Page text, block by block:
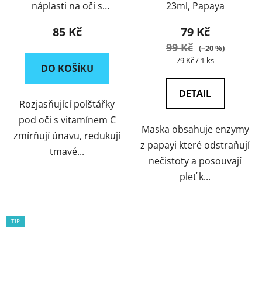
náplasti na oči s
únavě
85 Kč
DO KOŠÍKU
Rozjasňující polštářky
pod oči s vitamínem C
zmírňují únavu, redukují
tmavé...
23ml, Papaya
79 Kč
99 Kč (–20 %)
Měrná
79 Kč / 1 ks
DETAIL
Maska obsahuje enzymy
z papayi které odstraňují
nečistoty a posouvají
pleť k...
TIP